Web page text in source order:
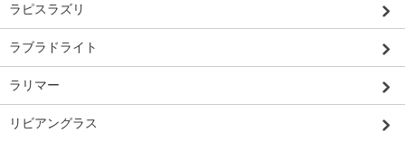
ラピスラズリ
ラブラドライト
ラリマー
リビアングラス